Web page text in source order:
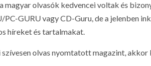
magyar olvasók kedvencei voltak és
PC-GURU vagy CD-Guru, de a jelenben
híreket és tartalmakat.
szívesen olvas nyomtatott magazint,